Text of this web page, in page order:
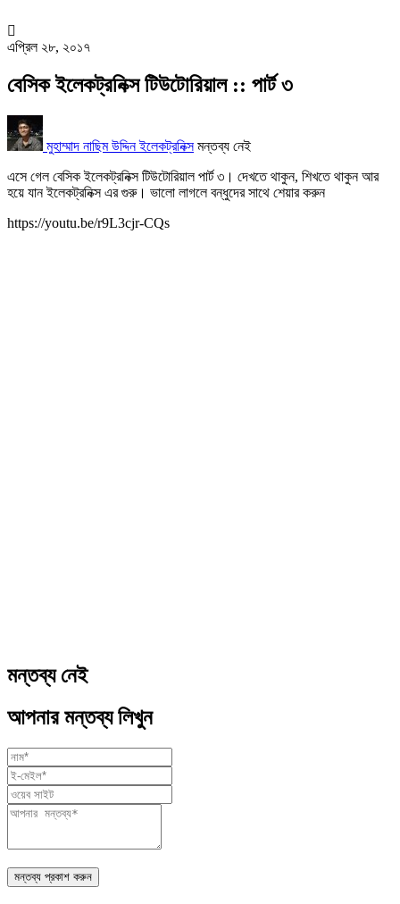
এপ্রিল ২৮, ২০১৭
বেসিক ইলেকট্রনিক্স টিউটোরিয়াল :: পার্ট ৩
মুহাম্মাদ নাছিম উদ্দিন ইলেকট্রনিক্স মন্তব্য নেই
এসে গেল বেসিক ইলেকট্রনিক্স টিউটোরিয়াল পার্ট ৩। দেখতে থাকুন, শিখতে থাকুন আর
হয়ে যান ইলেকট্রনিক্স এর গুরু। ভালো লাগলে বন্ধুদের সাথে শেয়ার করুন
https://youtu.be/r9L3cjr-CQs
মন্তব্য নেই
আপনার মন্তব্য লিখুন
মন্তব্য প্রকাশ করুন